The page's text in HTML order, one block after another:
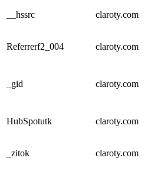
__hssrc claroty.com
Referrerf2_004 claroty.com
_gid claroty.com
HubSpotutk claroty.com
_zitok claroty.com